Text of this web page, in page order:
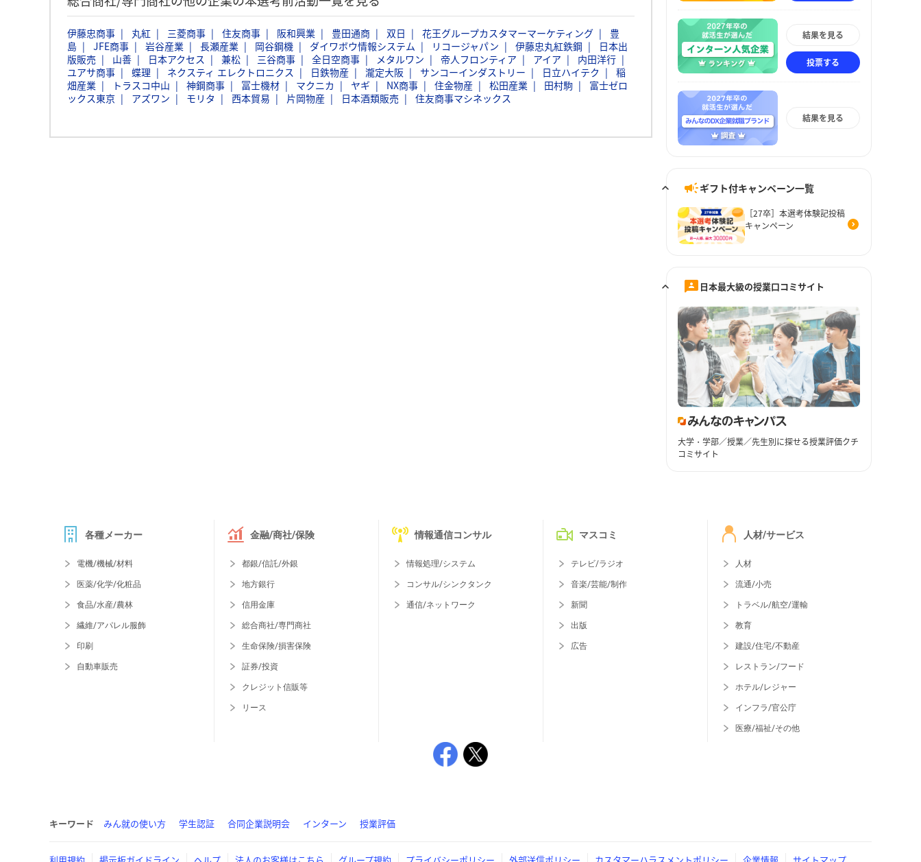
伊藤忠商事 丸紅 三菱商事 住友商事 阪和興業 豊田通商 双日 花王グループカスタマーマーケティング
豊
島
JFE商事 岩谷産業 長瀬産業 岡谷鋼機 ダイワボウ情報システム リコージャパン 伊藤忠丸紅鉄鋼
日本出
版販売
山善 日本アクセス 兼松 三谷商事 全日空商事 メタルワン 帝人フロンティア アイア
内田洋行
ユアサ商事
蝶理 ネクスティ エレクトロニクス 日鉄物産 瀧定大阪 サンコーインダストリー 日立ハイテク
稲
畑産業
トラスコ中山 神鋼商事 冨士機材 マクニカ ヤギ NX商事 住金物産 松田産業 田村駒
富士ゼロ
ックス東京
アズワン モリタ 西本貿易 片岡物産 日本酒類販売 住友商事マシネックス
結果を見る
投票する
結果を見る
ギフト付キャンペーン一覧
［27卒］本選考体験記投稿
キャンペーン
日本最大級の授業口コミサイト
大学・学部／授業／先生別に探せる授業評価クチ
コミサイト
各種メーカー
電機/機械/材料
医薬/化学/化粧品
食品/水産/農林
繊維/アパレル服飾
印刷
自動車販売
金融/商社/保険
都銀/信託/外銀
地方銀行
信用金庫
総合商社/専門商社
生命保険/損害保険
証券/投資
クレジット信販等
リース
情報通信コンサル
情報処理/システム
コンサル/シンクタンク
通信/ネットワーク
マスコミ
テレビ/ラジオ
音楽/芸能/制作
新聞
出版
広告
人材/サービス
人材
流通/小売
トラベル/航空/運輸
教育
建設/住宅/不動産
レストラン/フード
ホテル/レジャー
インフラ/官公庁
医療/福祉/その他
キーワード みん就の使い方 学生認証 合同企業説明会 インターン 授業評価